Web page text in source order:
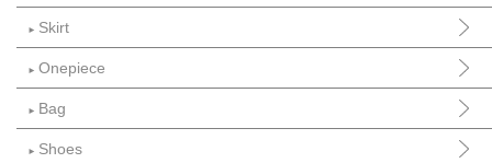
► Skirt
► Onepiece
► Bag
► Shoes